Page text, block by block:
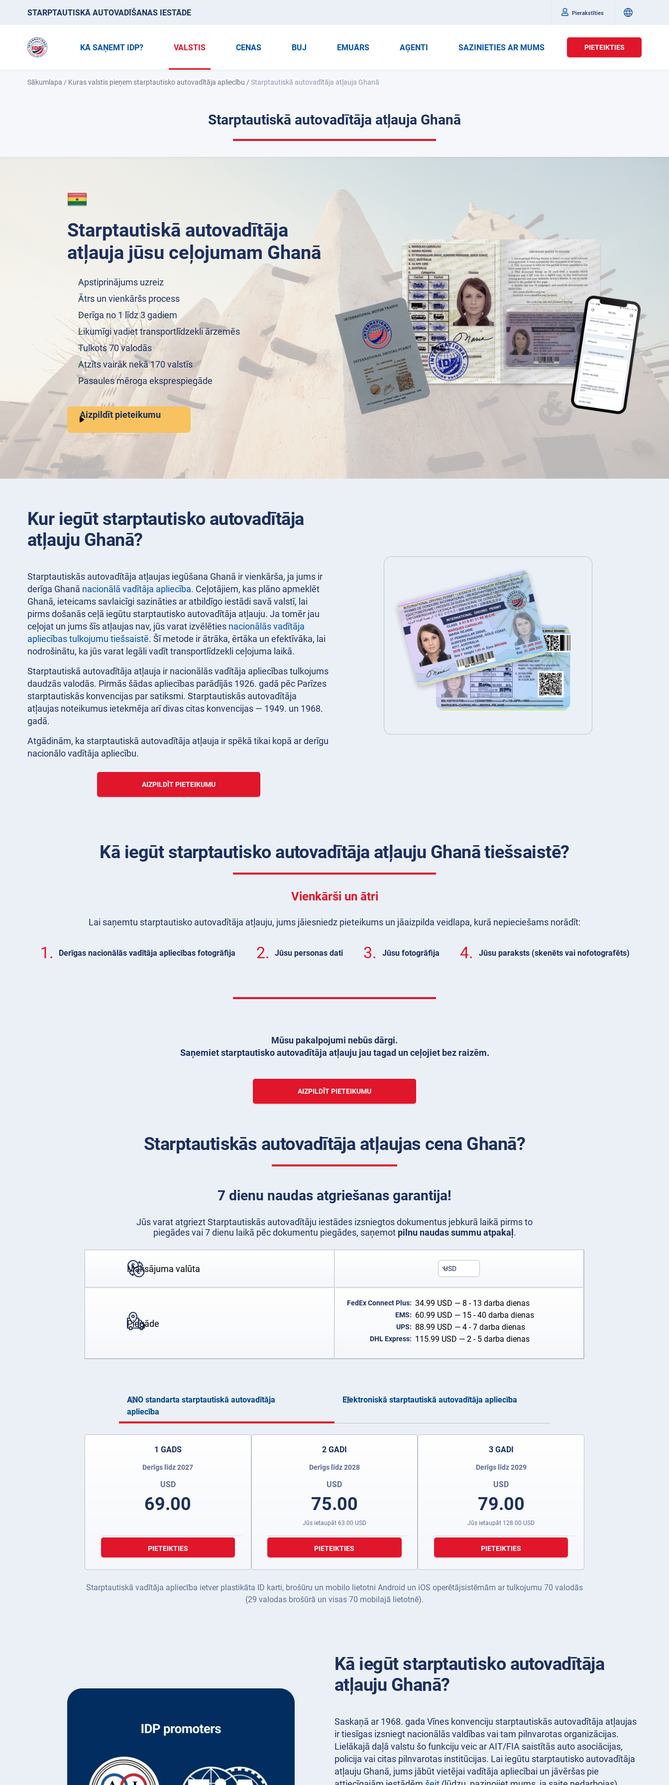
STARPTAUTISKĀ AUTOVADĪŠANAS IESTĀDE Pierakstīties
KĀ SAŅEMT IDP? VALSTIS CENAS BUJ EMUĀRS AĢENTI SAZINIETIES AR MUMS PIETEIKTIES
Sākumlapa / Kuras valstis pieņem starptautisko autovadītāja apliecību /Starptautiskā autovadītāja atļauja Ghanā
Starptautiskā autovadītāja atļauja Ghanā
Starptautiskā autovadītāja
atļauja jūsu ceļojumam Ghanā
Apstiprinājums uzreiz
Ātrs un vienkāršs process
Derīga no 1 līdz 3 gadiem
Likumīgi vadiet transportlīdzekli ārzemēs
Tulkots 70 valodās
Atzīts vairāk nekā 170 valstīs
Pasaules mēroga eksprespiegāde
Aizpildīt pieteikumu
Kur iegūt starptautisko autovadītāja
atļauju Ghanā?
Starptautiskās autovadītāja atļaujas iegūšana Ghanā ir vienkārša, ja jums ir
derīga Ghanā nacionālā vadītāja apliecība. Ceļotājiem, kas plāno apmeklēt
Ghanā, ieteicams savlaicīgi sazināties ar atbildīgo iestādi savā valstī, lai
pirms došanās ceļā iegūtu starptautisko autovadītāja atļauju. Ja tomēr jau
ceļojat un jums šīs atļaujas nav, jūs varat izvēlēties nacionālās vadītāja
apliecības tulkojumu tiešsaistē. Šī metode ir ātrāka, ērtāka un efektīvāka, lai
nodrošinātu, ka jūs varat legāli vadīt transportlīdzekli ceļojuma laikā.
Starptautiskā autovadītāja atļauja ir nacionālās vadītāja apliecības tulkojums
daudzās valodās. Pirmās šādas apliecības parādījās 1926. gadā pēc Parīzes
starptautiskās konvencijas par satiksmi. Starptautiskās autovadītāja
atļaujas noteikumus ietekmēja arī divas citas konvencijas — 1949. un 1968.
gadā.
Atgādinām, ka starptautiskā autovadītāja atļauja ir spēkā tikai kopā ar derīgu
nacionālo vadītāja apliecību.
AIZPILDĪT PIETEIKUMU
Kā iegūt starptautisko autovadītāja atļauju Ghanā tiešsaistē?
Vienkārši un ātri
Lai saņemtu starptautisko autovadītāja atļauju, jums jāiesniedz pieteikums un jāaizpilda veidlapa, kurā nepieciešams norādīt:
1. Derīgas nacionālās vadītāja apliecības fotogrāfija 2. Jūsu personas dati 3. Jūsu fotogrāfija 4. Jūsu paraksts (skenēts vai nofotografēts)
Mūsu pakalpojumi nebūs dārgi.
Saņemiet starptautisko autovadītāja atļauju jau tagad un ceļojiet bez raizēm.
AIZPILDĪT PIETEIKUMU
Starptautiskās autovadītāja atļaujas cena Ghanā?
7 dienu naudas atgriešanas garantija!
Jūs varat atgriezt Starptautiskās autovadītāju iestādes izsniegtos dokumentus jebkurā laikā pirms to
piegādes vai 7 dienu laikā pēc dokumentu piegādes, saņemot pilnu naudas summu atpakaļ .
Maksājuma valūta USD
Piegāde
FedEx Connect Plus: 34.99 USD — 8 - 13 darba dienas
EMS: 60.99 USD — 15 - 40 darba dienas
UPS: 88.99 USD — 4 - 7 darba dienas
DHL Express: 115.99 USD — 2 - 5 darba dienas
ANO standarta starptautiskā autovadītāja
apliecība
Elektroniskā starptautiskā autovadītāja apliecība
1 GADS
Derīgs līdz 2027
USD
69.00
PIETEIKTIES
2 GADI
Derīgs līdz 2028
USD
75.00
Jūs ietaupāt 63.00 USD
PIETEIKTIES
3 GADI
Derīgs līdz 2029
USD
79.00
Jūs ietaupāt 128.00 USD
PIETEIKTIES
Starptautiskā vadītāja apliecība ietver plastikāta ID karti, brošūru un mobilo lietotni Android un iOS operētājsistēmām ar tulkojumu 70 valodās
(29 valodas brošūrā un visas 70 mobilajā lietotnē).
Kā iegūt starptautisko autovadītāja
atļauju Ghanā?
Saskaņā ar 1968. gada Vīnes konvenciju starptautiskās autovadītāja atļaujas
ir tiesīgas izsniegt nacionālās valdības vai tam pilnvarotas organizācijas.
Lielākajā daļā valstu šo funkciju veic ar AIT/FIA saistītās auto asociācijas,
policija vai citas pilnvarotas institūcijas. Lai iegūtu starptautisko autovadītāja
atļauju Ghanā, jums jābūt vietējai vadītāja apliecībai un jāvēršas pie